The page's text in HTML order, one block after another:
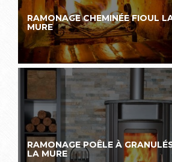
RAMONAGE CHEMINÉE FIOUL
MURE
RAMONAGE POÊLE À
LA MURE